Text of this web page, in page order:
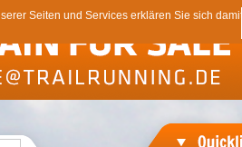
Seiten und Services erklären Sie sich damit